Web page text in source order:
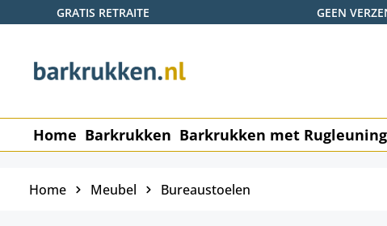
de hoofdinhoud
Ga naar de zoekopdracht
Ga naar de hoofdnavigatie
GRATIS RETRAITE GEEN
Home Barkrukken Barkrukken met Rugleuning
Home Meubel Bureaustoelen